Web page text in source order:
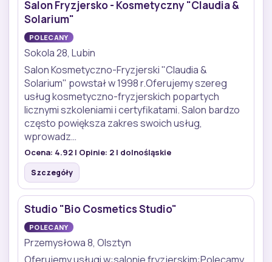
Salon Fryzjersko - Kosmetyczny "Claudia &
Solarium"
POLECANY
Sokola 28, Lubin
Salon Kosmetyczno-Fryzjerski "Claudia &
Solarium" powstał w 1998 r.Oferujemy szereg
usług kosmetyczno-fryzjerskich popartych
licznymi szkoleniami i certyfikatami. Salon bardzo
często powiększa zakres swoich usług,
wprowadz…
Ocena: 4.92 | Opinie: 2 | dolnośląskie
Szczegóły
Studio "Bio Cosmetics Studio"
POLECANY
Przemysłowa 8, Olsztyn